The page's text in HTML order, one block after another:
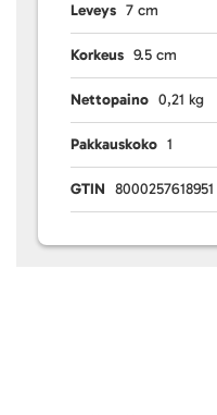
Leveys 7 cm
Korkeus 9.5 cm
Nettopaino 0,21 kg
Pakkauskoko 1
GTIN 8000257618951